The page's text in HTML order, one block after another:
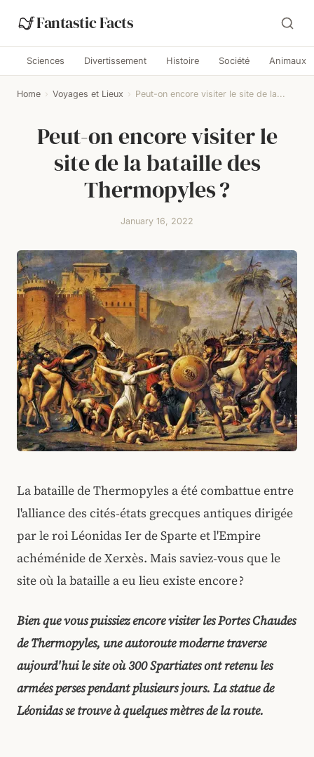
Fantastic Facts
Sciences Divertissement Histoire Société Animaux
Home › Voyages et Lieux › Peut-on encore visiter le site de la...
Peut-on encore visiter le
site de la bataille des
Thermopyles ?
January 16, 2022
La bataille de Thermopyles a été combattue entre
l'alliance des cités‑états grecques antiques dirigée
par le roi Léonidas Ier de Sparte et l'Empire
achéménide de Xerxès. Mais saviez‑vous que le
site où la bataille a eu lieu existe encore ?
Bien que vous puissiez encore visiter les Portes Chaudes
de Thermopyles, une autoroute moderne traverse
aujourd'hui le site où 300 Spartiates ont retenu les
armées perses pendant plusieurs jours. La statue de
Léonidas se trouve à quelques mètres de la route.